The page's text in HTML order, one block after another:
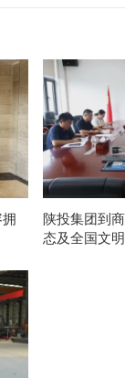
陕投集团到
态及全国文